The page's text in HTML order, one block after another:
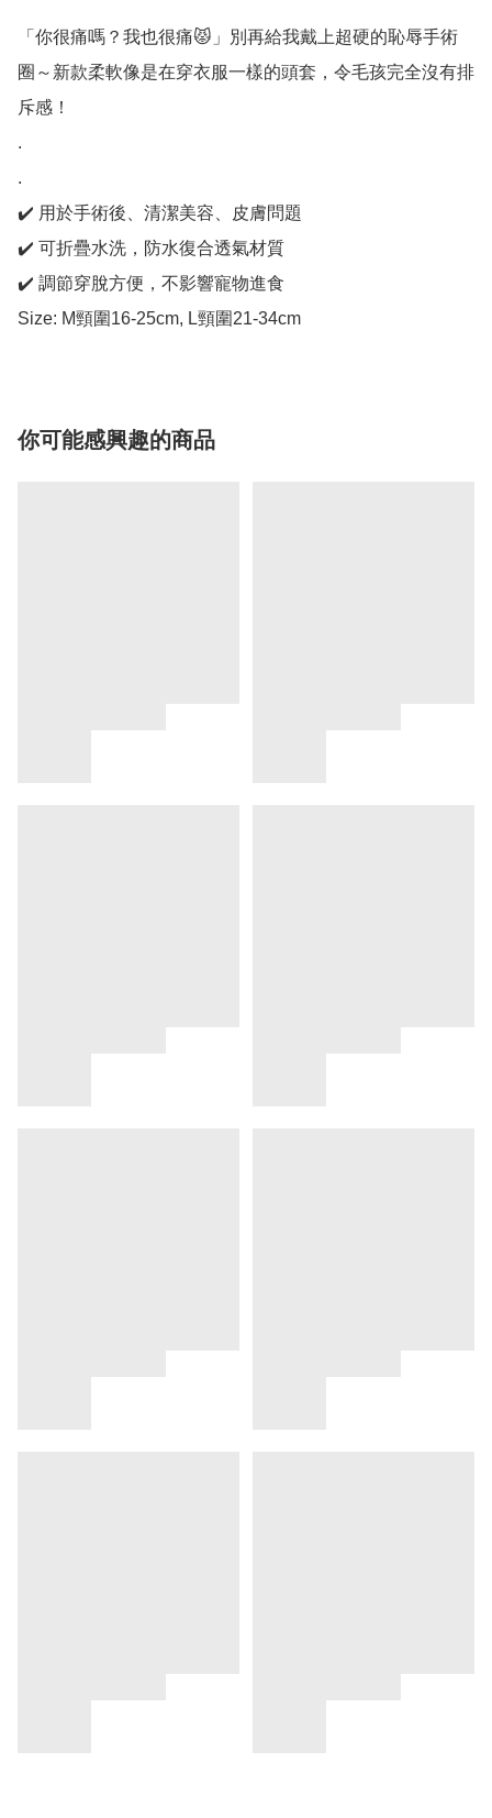
「你很痛嗎？我也很痛😾」別再給我戴上超硬的恥辱手術
圈～新款柔軟像是在穿衣服一樣的頭套，令毛孩完全沒有排
斥感！
.
.
✔️ 用於手術後、清潔美容、皮膚問題
✔️ 可折疊水洗，防水復合透氣材質
✔️ 調節穿脫方便，不影響寵物進食
Size: M頸圍16-25cm, L頸圍21-34cm
你可能感興趣的商品